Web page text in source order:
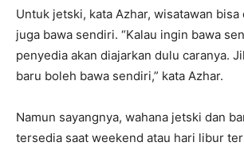
Untuk jetski, kata Azhar, wisatawan
juga bawa sendiri. “Kalau ingin bawa
penyedia akan diajarkan dulu caranya.
baru boleh bawa sendiri,” kata Azhar.
Namun sayangnya, wahana jetski dan
tersedia saat weekend atau hari libur